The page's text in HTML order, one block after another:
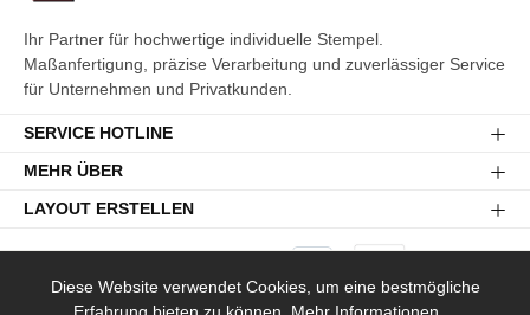
Ihr Partner für hochwertige individuelle Stempel.
Maßanfertigung, präzise Verarbeitung und zuverlässiger Service
für Unternehmen und Privatkunden.
SERVICE HOTLINE
MEHR ÜBER
LAYOUT ERSTELLEN
Diese Website verwendet Cookies, um eine bestmögliche